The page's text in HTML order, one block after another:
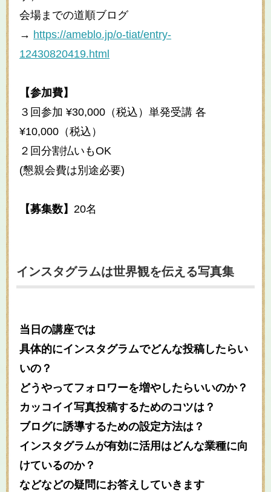
会場までの道順ブログ
→ https://ameblo.jp/o-tiat/entry-
12430820419.html
【参加費】
３回参加 ¥30,000（税込）単発受講 各
¥10,000（税込）
２回分割払いもOK
(懇親会費は別途必要)
【募集数】20名
インスタグラムは世界観を伝える写真集
当日の講座では
具体的にインスタグラムでどんな投稿したらい
いの？
どうやってフォロワーを増やしたらいいのか？
カッコイイ写真投稿するためのコツは？
ブログに誘導するための設定方法は？
インスタグラムが有効に活用はどんな業種に向
けているのか？
などなどの疑問にお答えしていきます